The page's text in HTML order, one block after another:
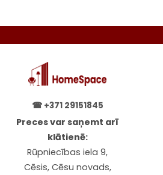
☎ +371 29151845
Preces var saņemt arī
klātienē:
Rūpniecības iela 9,
Cēsis, Cēsu novads,